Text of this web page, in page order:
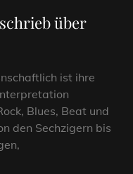
über
ist ihre
Blues, Beat und
den Sechzigern bis